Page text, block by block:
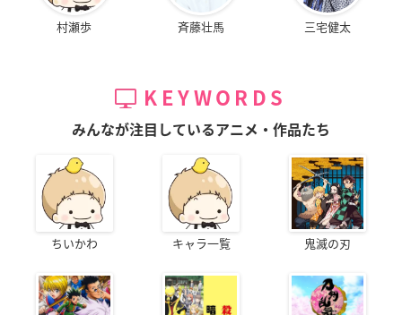
村瀬歩 斉藤壮馬 三宅健太
KEYWORDS
みんなが注目しているアニメ・作品たち
ちいかわ キャラ一覧 鬼滅の刃